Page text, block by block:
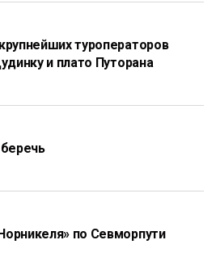
туроператоров
и плато Путорана
по Севморпути